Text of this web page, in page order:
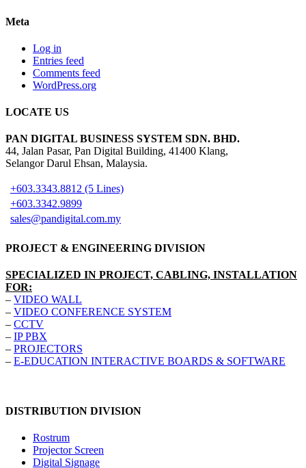
Meta
Log in
Entries feed
Comments feed
WordPress.org
LOCATE US
PAN DIGITAL BUSINESS SYSTEM SDN. BHD.
44, Jalan Pasar, Pan Digital Building, 41400 Klang,
Selangor Darul Ehsan, Malaysia.
+603.3343.8812 (5 Lines)
+603.3342.9899
sales@pandigital.com.my
PROJECT & ENGINEERING DIVISION
SPECIALIZED IN PROJECT, CABLING, INSTALLATION
FOR:
– VIDEO WALL
– VIDEO CONFERENCE SYSTEM
– CCTV
– IP PBX
– PROJECTORS
– E-EDUCATION INTERACTIVE BOARDS & SOFTWARE
DISTRIBUTION DIVISION
Rostrum
Projector Screen
Digital Signage